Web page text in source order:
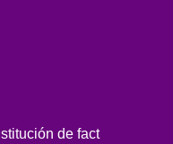
de fact